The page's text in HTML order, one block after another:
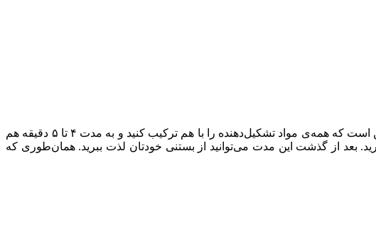
طرز تهیه بستنی خانگی بدون نیاز به یک دستگاه بستنی‌ساز در خانه بسیار ساده و آسان است. تمام کاری که باید انجام بدهید این است که همه‌ی مواد تشکیل‌دهنده را با هم ترکیب کنید و به مدت ۴ تا ۵ دقیقه هم
بعد از گذشت این مدت می‌توانید از بستنی خودتان لذت ببرید. همان‌طوری که